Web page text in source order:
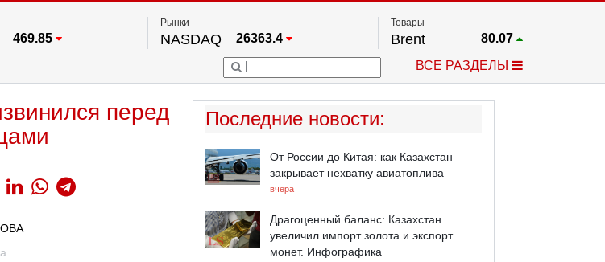
469.85
Рынки
NASDAQ 26363.4
FTSE 100 67.17
54349.1
S&P 500
NYSE 24513.8
Товары
Brent 80.07
Платина
2.673
ВСЕ РАЗДЕЛЫ
перед
Последние новости:
От России до Китая: как Казахстан
закрывает нехватку авиатоплива
вчера
Драгоценный баланс: Казахстан
увеличил импорт золота и экспорт
монет. Инфографика